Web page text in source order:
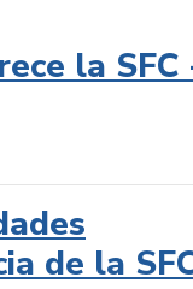
la SFC
de la